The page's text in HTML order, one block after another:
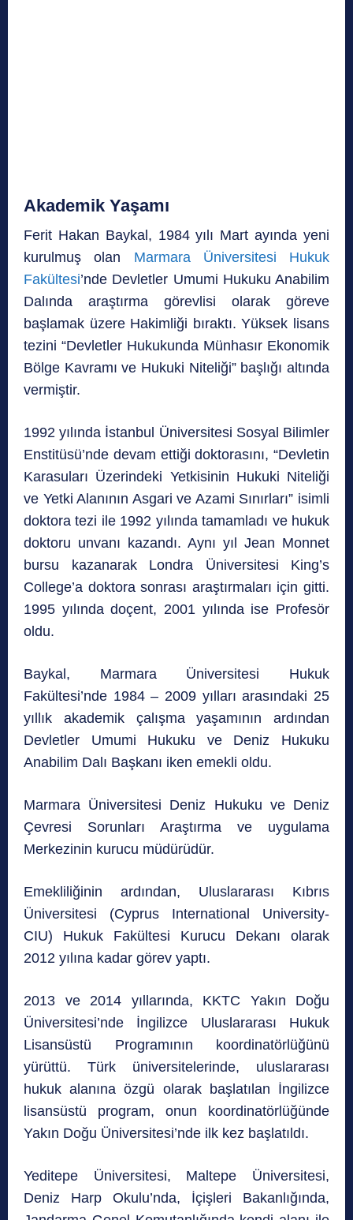
Akademik Yaşamı
Ferit Hakan Baykal, 1984 yılı Mart ayında yeni
kurulmuş olan Marmara Üniversitesi Hukuk
Fakültesi’nde Devletler Umumi Hukuku Anabilim
Dalında araştırma görevlisi olarak göreve
başlamak üzere Hakimliği bıraktı. Yüksek lisans
tezini “Devletler Hukukunda Münhasır Ekonomik
Bölge Kavramı ve Hukuki Niteliği” başlığı altında
vermiştir.
1992 yılında İstanbul Üniversitesi Sosyal Bilimler
Enstitüsü’nde devam ettiği doktorasını, “Devletin
Karasuları Üzerindeki Yetkisinin Hukuki Niteliği
ve Yetki Alanının Asgari ve Azami Sınırları” isimli
doktora tezi ile 1992 yılında tamamladı ve hukuk
doktoru unvanı kazandı. Aynı yıl Jean Monnet
bursu kazanarak Londra Üniversitesi King’s
College’a doktora sonrası araştırmaları için gitti.
1995 yılında doçent, 2001 yılında ise Profesör
oldu.
Baykal, Marmara Üniversitesi Hukuk
Fakültesi’nde 1984 – 2009 yılları arasındaki 25
yıllık akademik çalışma yaşamının ardından
Devletler Umumi Hukuku ve Deniz Hukuku
Anabilim Dalı Başkanı iken emekli oldu.
Marmara Üniversitesi Deniz Hukuku ve Deniz
Çevresi Sorunları Araştırma ve uygulama
Merkezinin kurucu müdürüdür.
Emekliliğinin ardından, Uluslararası Kıbrıs
Üniversitesi (Cyprus International University-
CIU) Hukuk Fakültesi Kurucu Dekanı olarak
2012 yılına kadar görev yaptı.
2013 ve 2014 yıllarında, KKTC Yakın Doğu
Üniversitesi’nde İngilizce Uluslararası Hukuk
Lisansüstü Programının koordinatörlüğünü
yürüttü. Türk üniversitelerinde, uluslararası
hukuk alanına özgü olarak başlatılan İngilizce
lisansüstü program, onun koordinatörlüğünde
Yakın Doğu Üniversitesi’nde ilk kez başlatıldı.
Yeditepe Üniversitesi, Maltepe Üniversitesi,
Deniz Harp Okulu’nda, İçişleri Bakanlığında,